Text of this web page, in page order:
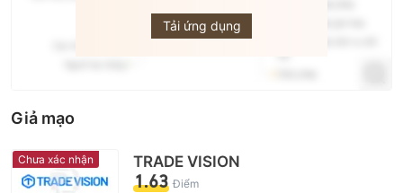
Tải ứng dụng
Giả mạo
Chưa xác nhận TRADE VISION
1.63 Điểm